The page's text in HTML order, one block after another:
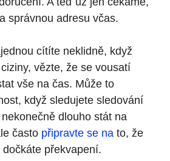
správnou adresu včas.
cítíte neklidně, když
vězte, že se vousatí
vše na čas. Může to
když sledujete sledování
dlouho stát na
často připravte se na to, že
překvapení.